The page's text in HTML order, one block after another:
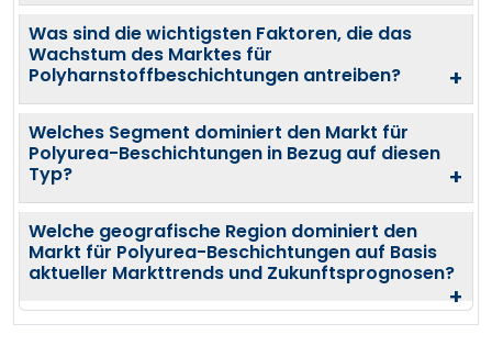
Was sind die wichtigsten Faktoren, die das
Wachstum des Marktes für
Polyharnstoffbeschichtungen antreiben?
+
Welches Segment dominiert den Markt für
Polyurea-Beschichtungen in Bezug auf diesen
Typ?
+
Welche geografische Region dominiert den
Markt für Polyurea-Beschichtungen auf Basis
aktueller Markttrends und Zukunftsprognosen?
+